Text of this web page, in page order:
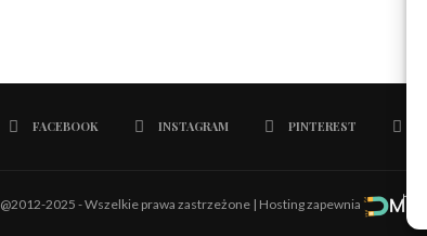
FACEBOOK INSTAGRAM PINTEREST
@2012-2025 - Wszelkie prawa zastrzeżone | Hosting zapewnia